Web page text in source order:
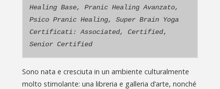
Healing Base, Pranic Healing Avanzato,
Psico Pranic Healing, Super Brain Yoga
Certificati: Associated, Certified
Senior Certified
Sono nata e cresciuta in un ambiente culturalmente
molto stimolante: una libreria e galleria d’arte, nonché